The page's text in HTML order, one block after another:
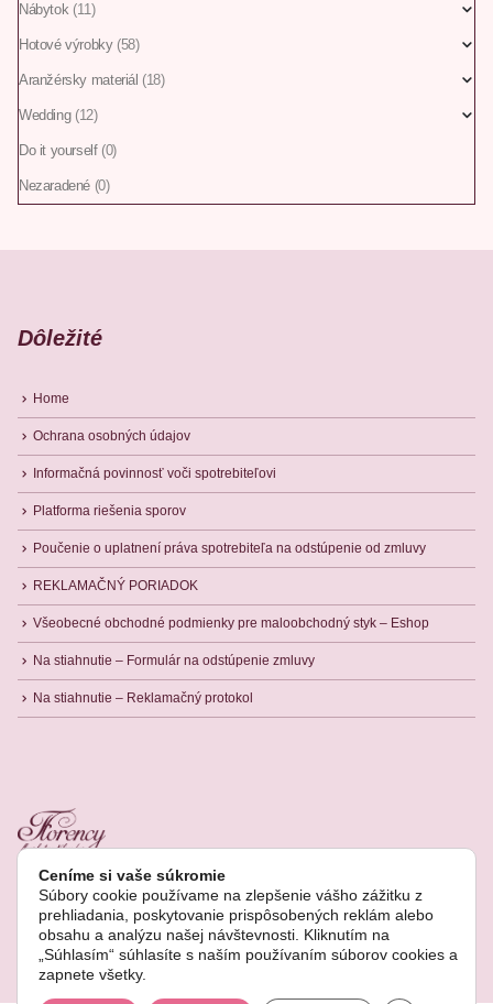
Nábytok (11)
Hotové výrobky (58)
Aranžérsky materiál (18)
Wedding (12)
Do it yourself (0)
Nezaradené (0)
Dôležité
Home
Ochrana osobných údajov
Informačná povinnosť voči spotrebiteľovi
Platforma riešenia sporov
Poučenie o uplatnení práva spotrebiteľa na odstúpenie od zmluvy
REKLAMAČNÝ PORIADOK
Všeobecné obchodné podmienky pre maloobchodný styk – Eshop
Na stiahnutie – Formulár na odstúpenie zmluvy
Na stiahnutie – Reklamačný protokol
© Copyright 2022. Všetky práva vyhradené.
Ceníme si vaše súkromie
Súbory cookie používame na zlepšenie vášho zážitku z
prehliadania, poskytovanie prispôsobených reklám alebo
obsahu a analýzu našej návštevnosti. Kliknutím na
„Súhlasím“ súhlasíte s naším používaním súborov cookies a
zapnete všetky.